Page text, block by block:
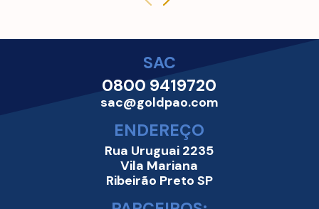
SAC
0800 9419720
sac@goldpao.com
ENDEREÇO
Rua Uruguai 2235
Vila Mariana
Ribeirão Preto SP